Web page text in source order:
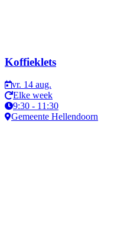
Koffieklets
vr. 14 aug.
Elke week
9:30 - 11:30
Gemeente Hellendoorn